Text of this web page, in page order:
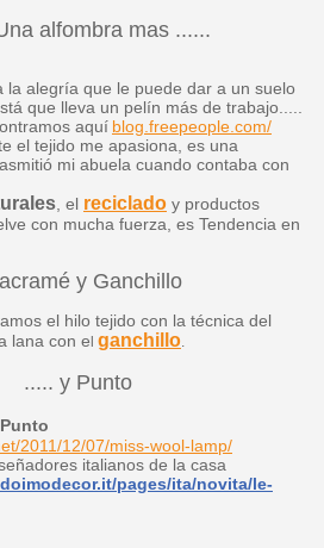
alfombra mas ......
la alegría que le puede dar a un suelo
que lleva un pelín más de trabajo.....
aquí blog.freepeople.com/
el tejido me apasiona, es una
mi abuela cuando contaba con
, el reciclado y productos
con mucha fuerza, es Tendencia en
y Ganchillo
el hilo tejido con la técnica del
lana con el ganchillo.
..... y Punto
Punto
2011/12/07/miss-wool-lamp/
italianos de la casa
pages/ita/novita/le-